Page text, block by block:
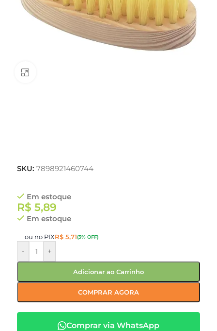
SKU: 7898921460744
Em estoque
R$ 5,89
Em estoque
ou no PIXR$ 5,71(3% OFF)
- +
Adicionar ao Carrinho
COMPRAR AGORA
Comprar via WhatsApp